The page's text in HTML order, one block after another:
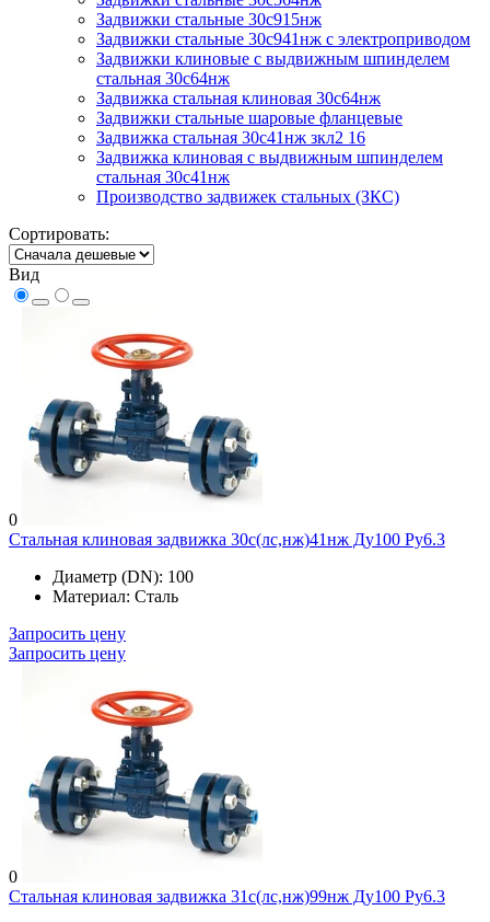
Задвижки стальные 30с915нж
Задвижки стальные 30с941нж с электроприводом
Задвижки клиновые с выдвижным шпинделем
стальная 30с64нж
Задвижка стальная клиновая 30с64нж
Задвижки стальные шаровые фланцевые
Задвижка стальная 30с41нж зкл2 16
Задвижка клиновая с выдвижным шпинделем
стальная 30с41нж
Производство задвижек стальных (ЗКС)
Сортировать:
Вид
0
Стальная клиновая задвижка 30с(лс,нж)41нж Ду100 Ру6.3
Диаметр (DN): 100
Материал: Сталь
Запросить цену
Запросить цену
0
Стальная клиновая задвижка 31с(лс,нж)99нж Ду100 Ру6.3